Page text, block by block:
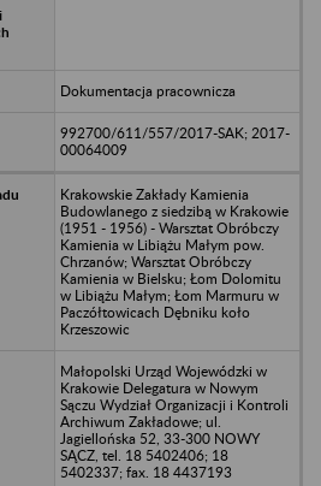
Dokumentacja pracownicza
992700/611/557/2017-SAK; 2017-
00064009
Krakowskie Zakłady Kamienia
Budowlanego z siedzibą w Krakowie
(1951 - 1956) - Warsztat Obróbczy
Kamienia w Libiążu Małym pow.
Chrzanów; Warsztat Obróbczy
Kamienia w Bielsku; Łom Dolomitu
w Libiążu Małym; Łom Marmuru w
Paczółtowicach Dębniku koło
Krzeszowic
Małopolski Urząd Wojewódzki w
Krakowie Delegatura w Nowym
Sączu Wydział Organizacji i Kontroli
Archiwum Zakładowe; ul.
Jagiellońska 52, 33-300 NOWY
SĄCZ, tel. 18 5402406; 18
5402337; fax. 18 4437193